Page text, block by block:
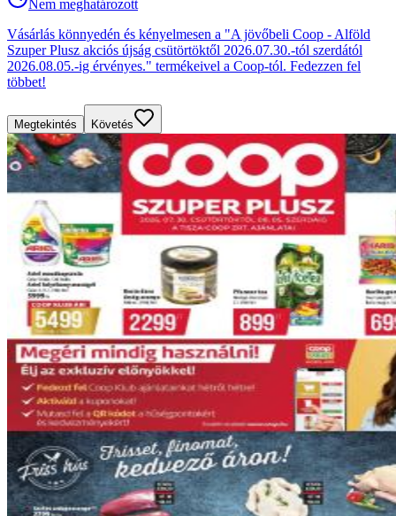
Nem meghatározott
Vásárlás könnyedén és kényelmesen a "A jövőbeli Coop - Alföld
Szuper Plusz akciós újság csütörtöktől 2026.07.30.-tól szerdától
2026.08.05.-ig érvényes." termékeivel a Coop-tól. Fedezzen fel
többet!
Megtekintés Követés